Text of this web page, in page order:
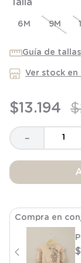
Talla
6M 9M
Guía de tallas
Ver stock en
$13.194 $
－
Compra en
$
8.
9.
saco dormir